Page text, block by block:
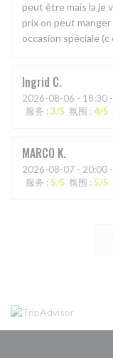
peut être mais la je
prix on peut
occasion spéciale
Ingrid C
2026-08-06 - 18:30
服务 : 3/5 氛围 : 4/5
MARCO K
2026-08-07 - 20:00
服务 : 5/5 氛围 : 5/5